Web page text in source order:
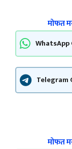
मोफत
WhatsApp
Telegram
मोफत